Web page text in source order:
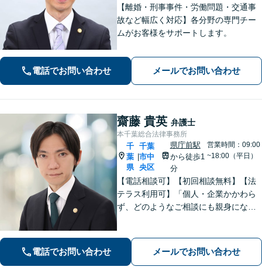
【離婚・刑事事件・労働問題・交通事
故など幅広く対応】各分野の専門チー
ムがお客様をサポートします。
電話でお問い合わせ メールでお問い合わせ
齋藤 貴英 弁護士
本千葉総合法律事務所
千
葉
県
千葉
市中
央区
県庁前駅
から徒歩1
分
営業時間：09:00
~18:00（平日）
【電話相談可】【初回相談無料】【法
テラス利用可】「個人・企業かかわら
ず、どのようなご相談にも親身になっ
幅広くサポート。【夜間・休日面談
可】【完全個室】【本千葉駅徒歩３
電話でお問い合わせ メールでお問い合わせ